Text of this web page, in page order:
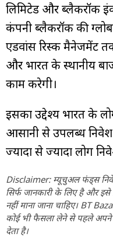
लिमिटेड और ब्लैकरॉक
कंपनी ब्लैकरॉक की
एडवांस रिस्क मैनेजमेंट
और भारत के स्थानीय
काम करेगी।
इसका उद्देश्य भारत के
आसानी से उपलब्ध निवेश
ज्यादा से ज्यादा लोग
Disclaimer: म्यूचुअल फंड्स
सिर्फ जानकारी के लिए है और
नहीं माना जाना चाहिए। BT
कोई भी फैसला लेने से पहले अपने
देता है।